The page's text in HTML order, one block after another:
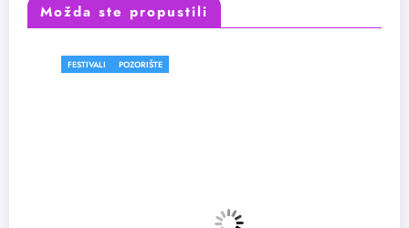
Možda ste propustili
FESTIVALI POZORIŠTE